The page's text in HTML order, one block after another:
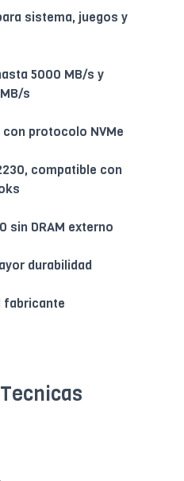
sistema, juegos y
5000 MB/s y
s
protocolo NVMe
compatible con
sin DRAM externo
durabilidad
fabricante